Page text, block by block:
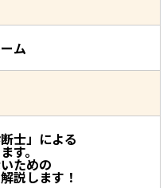
ーム
士」による
す。
ための
説します！